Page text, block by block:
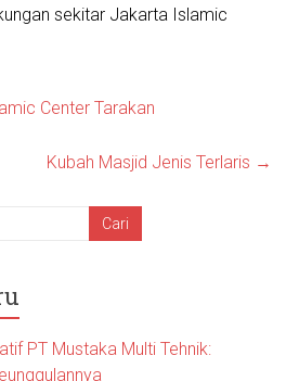
sekitar Jakarta Islamic
Center Tarakan
Kubah Masjid Jenis Terlaris →
PT Mustaka Multi Tehnik: